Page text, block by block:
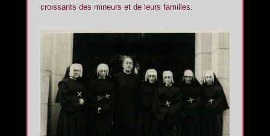
croissants des mineurs et de leurs familles.